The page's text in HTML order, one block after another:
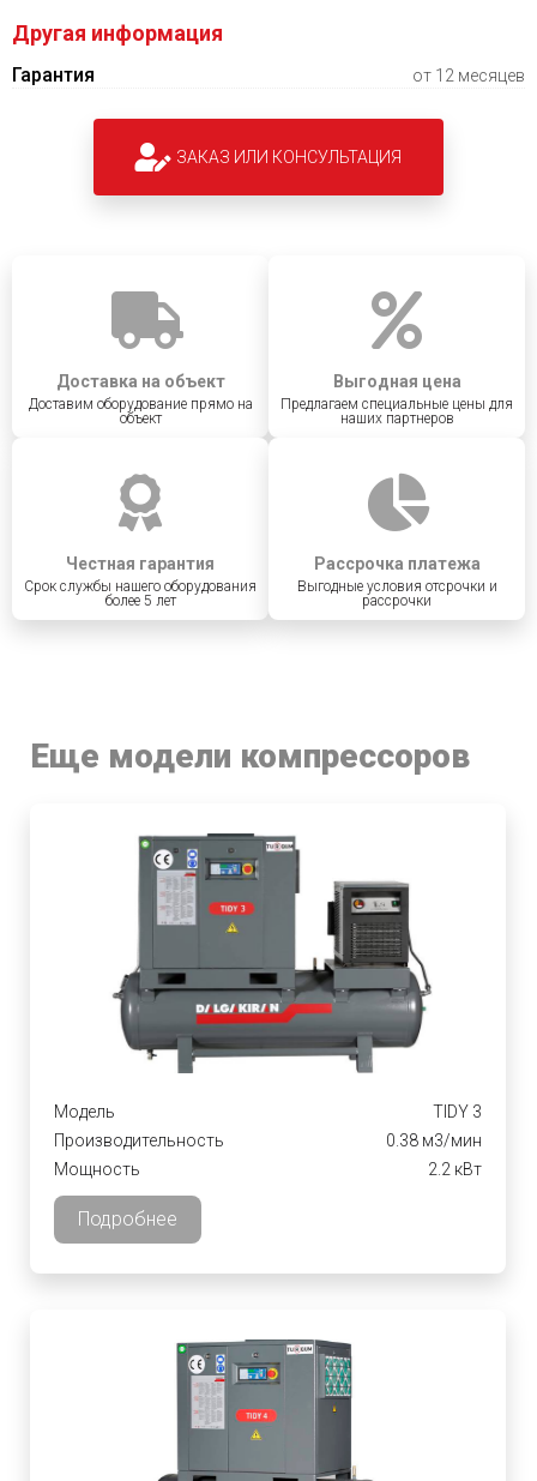
Другая информация
Гарантия от 12 месяцев
ЗАКАЗ ИЛИ КОНСУЛЬТАЦИЯ
Доставка на объект
Доставим оборудование прямо на
объект
Выгодная цена
Предлагаем специальные цены для
наших партнеров
Честная гарантия
Срок службы нашего оборудования
более 5 лет
Рассрочка платежа
Выгодные условия отсрочки и
рассрочки
Еще модели компрессоров
Модель
TIDY 3
Производительность
0.38 м3/мин
Мощность
2.2 кВт
Подробнее